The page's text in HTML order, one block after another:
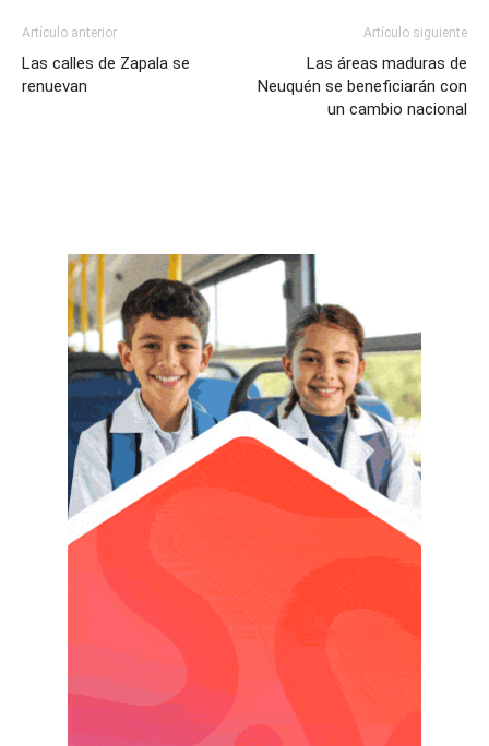
Artículo anterior
Las calles de Zapala se
renuevan
Artículo siguiente
Las áreas maduras de
Neuquén se beneficiarán con
un cambio nacional